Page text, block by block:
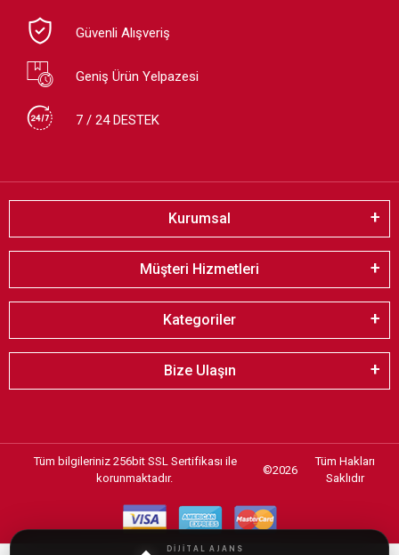
Güvenli Alışveriş
Geniş Ürün Yelpazesi
7 / 24 DESTEK
Kurumsal
Müşteri Hizmetleri
Kategoriler
Bize Ulaşın
Tüm bilgileriniz 256bit SSL Sertifikası ile
korunmaktadır.
©2026
Tüm Hakları
Saklıdır
DİJİTAL AJANS